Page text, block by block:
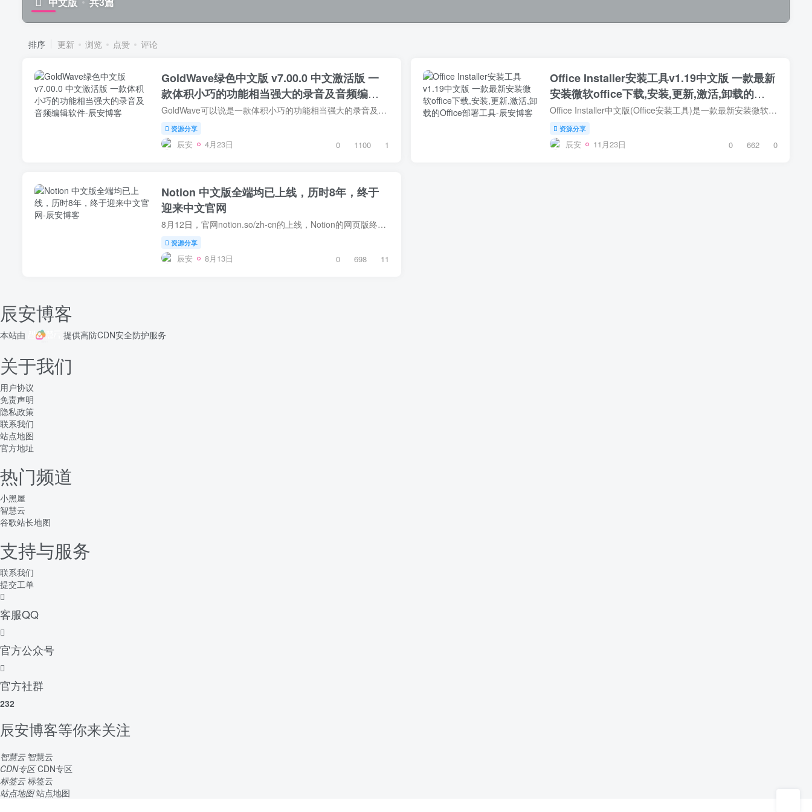
排序 更新 浏览 点赞 评论
GoldWave绿色中文版 v7.00.0 中文激活版 一
款体积小巧的功能相当强大的录音及音频编辑
软件
GoldWave可以说是一款体积小巧的功能相当强大的录音及音频编辑软件，其直观的编辑区域和方便实用的编辑功能，就算是新手也能很快的熟悉操作。软件自带多种音效处理功能，对音频的特效处理做到简...
资源分享
辰安 4月23日 0 1100 1
Office Installer安装工具v1.19中文版 一款最新
安装微软office下载,安装,更新,激活,卸载的
Office部署工具
Office Installer中文版(Office安装工具)是一款最新安装微软office下载,安装,更新,激活,卸载的Office部署工具.支持下载安装office所有版本,Office Installer+中文版在线KMS激活Office并且支持Wi...
资源分享
辰安 11月23日 0 662 0
Notion 中文版全端均已上线，历时8年，终于
迎来中文官网
8月12日，官网notion.so/zh-cn的上线，Notion的网页版终于迎来了全面的汉化。以下是简单的设置教程:PS： 教育版可以找我，大家平摊域名钱就行就几元一年，还得个邮箱
资源分享
辰安 8月13日 0 698 11
辰安博客
本站由 提供高防CDN安全防护服务
关于我们
用户协议
免责声明
隐私政策
联系我们
站点地图
官方地址
热门频道
小黑屋
智慧云
谷歌站长地图
支持与服务
联系我们
提交工单
客服QQ
官方公众号
官方社群
232
辰安博客等你来关注
智慧云 智慧云
CDN专区 CDN专区
标签云 标签云
站点地图 站点地图